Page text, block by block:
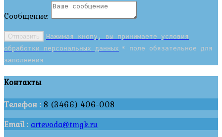
Сообщение:
Отправить
Нажимая кнопу, вы принимаете условия
обработки персональных данных * поле обязательное для
заполнения
Контакты
Телефон : 8 (3466) 406-008
Email : artevoda@tmgk.ru